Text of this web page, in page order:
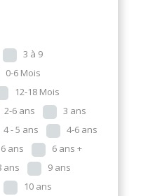
3 à 9
0-6 Mois
12-18 Mois
2-6 ans
3 ans
4 - 5 ans
4-6 ans
6 ans
6 ans +
ans
9 ans
10 ans